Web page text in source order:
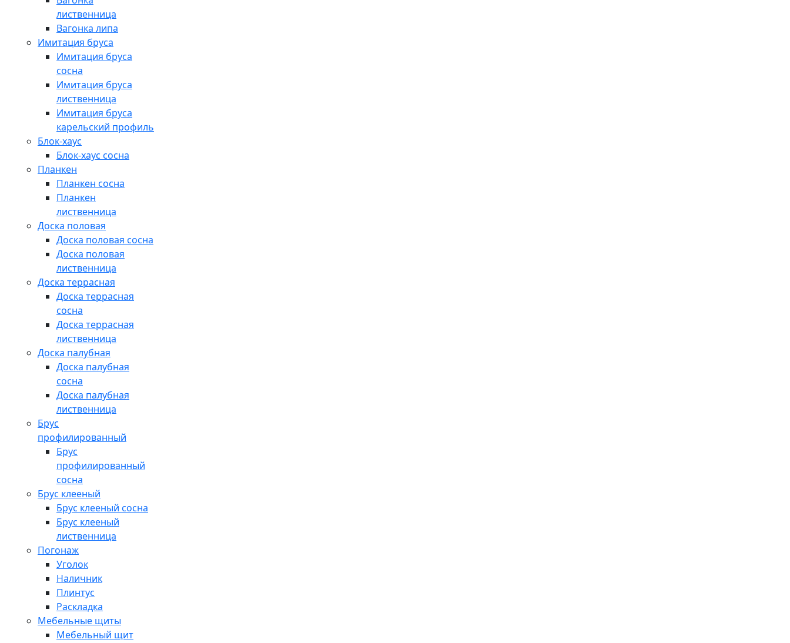
лиственница
Вагонка липа
Имитация бруса
Имитация бруса
сосна
Имитация бруса
лиственница
Имитация бруса
карельский профиль
Блок-хаус
Блок-хаус сосна
Планкен
Планкен сосна
Планкен
лиственница
Доска половая
Доска половая сосна
Доска половая
лиственница
Доска террасная
Доска террасная
сосна
Доска террасная
лиственница
Доска палубная
Доска палубная
сосна
Доска палубная
лиственница
Брус
профилированный
Брус
профилированный
сосна
Брус клееный
Брус клееный сосна
Брус клееный
лиственница
Погонаж
Уголок
Наличник
Плинтус
Раскладка
Мебельные щиты
Мебельный щит